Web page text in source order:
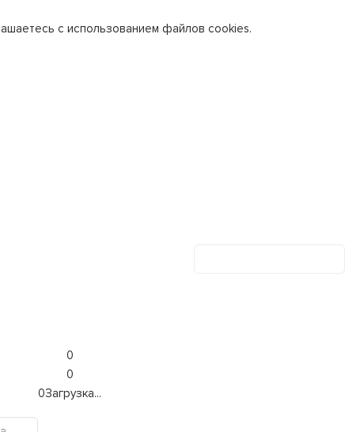
с использованием файлов cookies.
0
0
0Загрузка...